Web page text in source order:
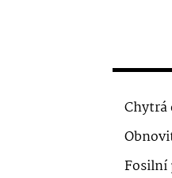
Chytrá
Fosilní